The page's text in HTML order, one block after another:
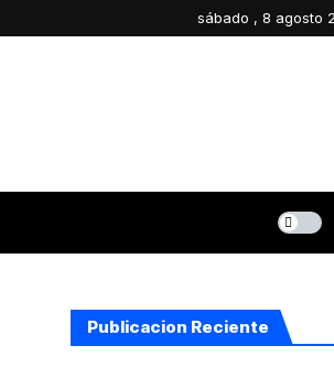
sábado , 8 agosto
Publicacion Reciente